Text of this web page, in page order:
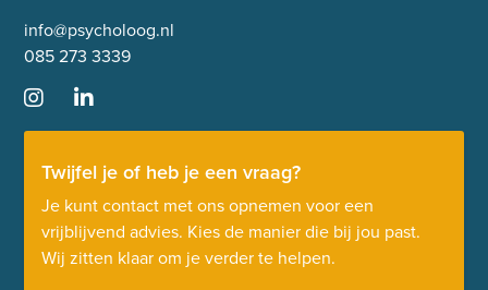
info@psycholoog.nl
085 273 3339
Twijfel je of heb je een vraag?
Je kunt contact met ons opnemen voor een
vrijblijvend advies. Kies de manier die bij jou past.
Wij zitten klaar om je verder te helpen.